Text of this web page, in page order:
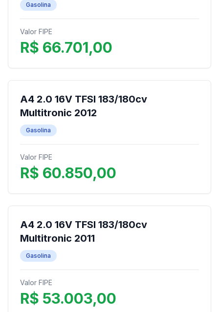
Gasolina
Valor FIPE
R$ 66.701,00
A4 2.0 16V TFSI 183/180cv
Multitronic 2012
Gasolina
Valor FIPE
R$ 60.850,00
A4 2.0 16V TFSI 183/180cv
Multitronic 2011
Gasolina
Valor FIPE
R$ 53.003,00